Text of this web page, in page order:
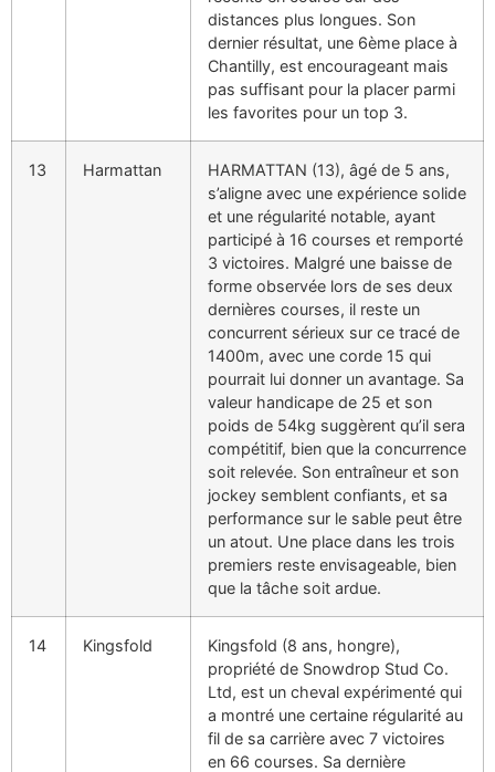
distances plus longues. Son
dernier résultat, une 6ème place à
Chantilly, est encourageant mais
pas suffisant pour la placer parmi
les favorites pour un top 3.
13 Harmattan
HARMATTAN (13), âgé de 5 ans,
s’aligne avec une expérience solide
et une régularité notable, ayant
participé à 16 courses et remporté
3 victoires. Malgré une baisse de
forme observée lors de ses deux
dernières courses, il reste un
concurrent sérieux sur ce tracé de
1400m, avec une corde 15 qui
pourrait lui donner un avantage. Sa
valeur handicape de 25 et son
poids de 54kg suggèrent qu’il sera
compétitif, bien que la concurrence
soit relevée. Son entraîneur et son
jockey semblent confiants, et sa
performance sur le sable peut être
un atout. Une place dans les trois
premiers reste envisageable, bien
que la tâche soit ardue.
14 Kingsfold
Kingsfold (8 ans, hongre),
propriété de Snowdrop Stud Co.
Ltd, est un cheval expérimenté qui
a montré une certaine régularité au
fil de sa carrière avec 7 victoires
en 66 courses. Sa dernière